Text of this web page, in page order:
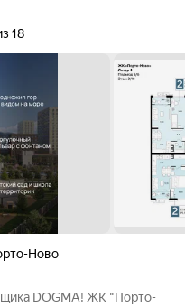
18
Ново
DOGMA! ЖК "Порто-